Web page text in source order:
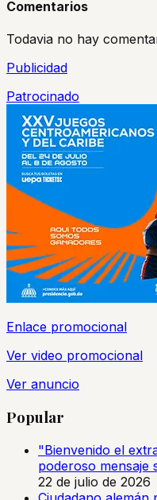
Comentarios
Todavia no hay
Publicidad
Patrocinado
Enlace promocional
Ver video promocional
Ver anuncio
Popular
"Bienvenido el
poderoso mensaje
22 de julio de 2026